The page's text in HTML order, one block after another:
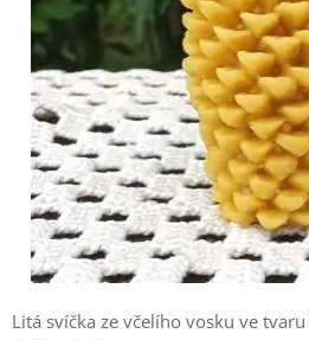
Litá svíčka ze včelího vosku ve